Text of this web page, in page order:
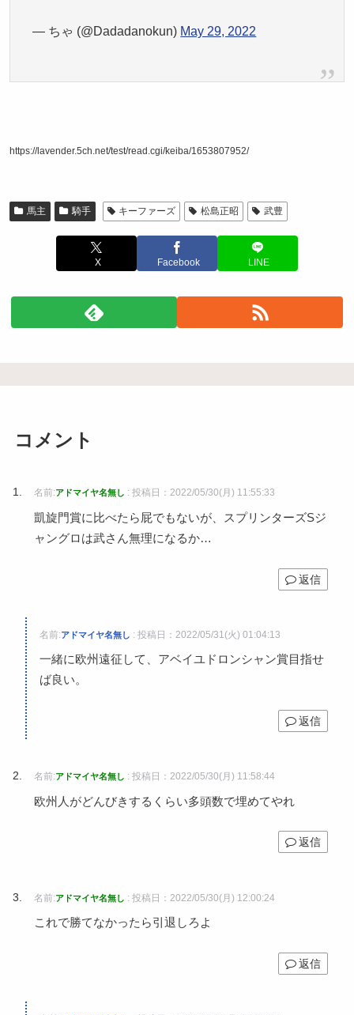
— ちゃ (@Dadadanokun) May 29, 2022
https://lavender.5ch.net/test/read.cgi/keiba/1653807952/
馬主 騎手 キーファーズ 松島正昭 武豊
X Facebook LINE
コメント
名前:アドマイヤ名無し : 投稿日：2022/05/30(月) 11:55:33
凱旋門賞に比べたら屁でもないが、スプリンターズSジ
ャングロは武さん無理になるか…
返信
名前:アドマイヤ名無し : 投稿日：2022/05/31(火) 01:04:13
一緒に欧州遠征して、アベイユドロンシャン賞目指せ
ば良い。
返信
名前:アドマイヤ名無し : 投稿日：2022/05/30(月) 11:58:44
欧州人がどんびきするくらい多頭数で埋めてやれ
返信
名前:アドマイヤ名無し : 投稿日：2022/05/30(月) 12:00:24
これで勝てなかったら引退しろよ
返信